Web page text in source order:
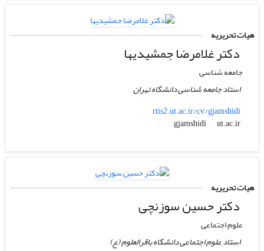
هیات تحریریه
دکتر غلامرضا جمشیدیها
جامعه شناسی
استاد جامعه شناسی دانشگاه تهران
rtis2.ut.ac.ir/cv/gjamshidi
gjamshidi
ut.ac.ir
هیات تحریریه
دکتر حسین سوزنچی
علوم اجتماعی
استاد علوم اجتماعی دانشگاه باقرالعلوم (ع)